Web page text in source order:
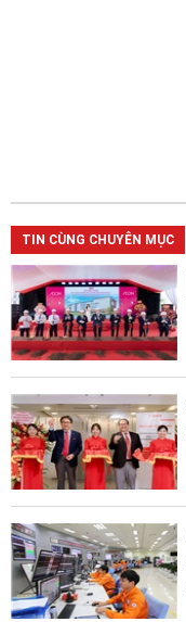
TIN CÙNG CHUYÊN MỤC